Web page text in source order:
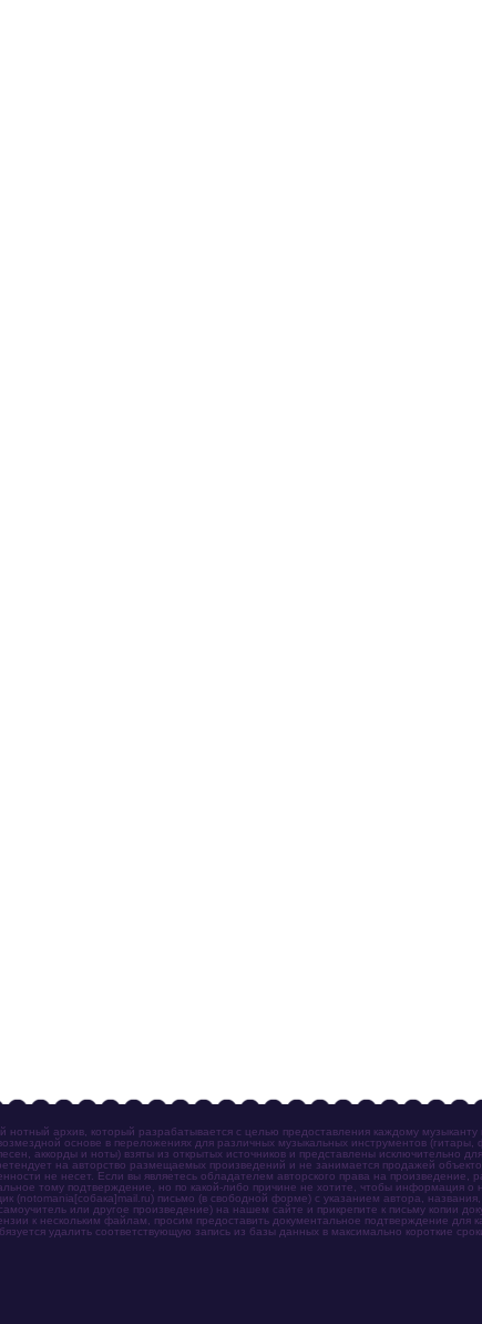
нотный архив, который разрабатывается с целью предоставления каждому
основе в переложениях для различных музыкальных инструментов
аккорды и ноты) взяты из открытых источников и представлены исключительно
на авторство размещаемых произведений и не занимается продажей
не несет. Если вы являетесь обладателем авторского права на
тому подтверждение, но по какой-либо причине не хотите, чтобы информация о
(notomania[собака]mail.ru) письмо (в свободной форме) с указанием автора,
или другое произведение) на нашем сайте и прикрепите к письму копии
к нескольким файлам, просим предоставить документальное подтверждение для
удалить соответствующую запись из базы данных в максимально короткие